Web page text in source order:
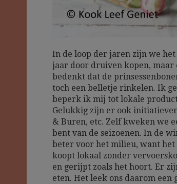
In de loop der jaren zijn we
jaar door druiven kopen, maar
bedenkt dat de
toch een belletje rinkelen. Ik
beperk ik mij tot lokale
Gelukkig zijn er ook
& Buren, etc. Zelf kweken we
bent van de seizoenen. In de
beter voor het milieu, want
koopt lokaal zonder
en gerijpt zoals het hoort. Er
eten. Het leek ons daarom een